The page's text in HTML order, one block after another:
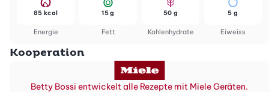
Energie
85 kcal
Fett
15 g
Kohlenhydrate
50 g
Eiweiss
5 g
Kooperation
Betty Bossi entwickelt alle Rezepte mit Miele Geräten.